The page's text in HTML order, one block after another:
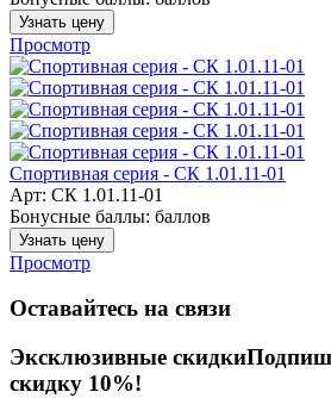
Узнать цену
Просмотр
Спортивная серия - СК 1.01.11-01
Арт: СК 1.01.11-01
Бонусные баллы: баллов
Узнать цену
Просмотр
Оставайтесь на связи
Эксклюзивные скидки
скидку 10%!